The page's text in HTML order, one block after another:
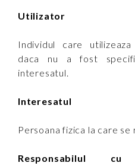
Utilizator
Individul care
daca nu a fost
interesatul.
Interesatul
Persoana fizica la care
Responsabilul